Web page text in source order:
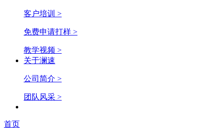
客户培训 >
免费申请打样 >
教学视频 >
关于澜速
公司简介 >
团队风采 >
首页